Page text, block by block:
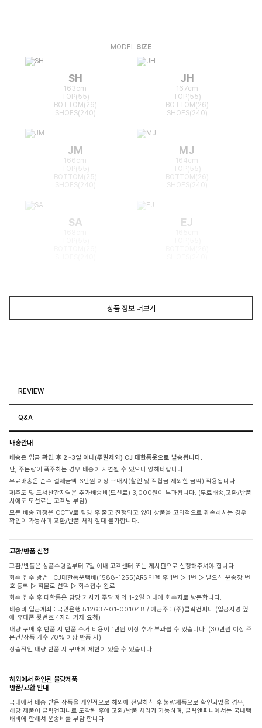
MODEL SIZE
SH
163cm
TOP(55)
BOTTOM(26)
SHOES(240)
JH
167cm
TOP(55)
BOTTOM(26)
SHOES(240)
JM
166cm
TOP(55)
BOTTOM(25)
MJ
164cm
TOP(55)
BOTTOM(26)
SA EJ
상품 정보 더보기
REVIEW
Q&A
배송안내
배송은 입금 확인 후 2~3일 이내(주말제외) CJ 대한통운으로 발송됩니다.
단, 주문량이 폭주하는 경우 배송이 지연될 수 있으니 양해바랍니다.
무료배송은 순수 결제금액 6만원 이상 구매시(할인 및 적립금 제외한 금액) 적용됩니다.
제주도 및 도서산간지역은 추가배송비(도선료) 3,000원이 부과됩니다. (무료배송,교환/반품
시에도 도선료는 고객님 부담)
모든 배송 과정은 CCTV로 촬영 후 출고 진행되고 있어 상품을 고의적으로 훼손하시는 경우
확인이 가능하며 교환/반품 처리 절대 불가합니다.
교환/반품 신청
교환/반품은 상품수령일부터 7일 이내 고객센터 또는 게시판으로 신청해주셔야 합니다.
회수 접수 방법 : CJ대한통운택배(1588-1255)ARS 연결 후 1번 ▷ 1번 ▷ 받으신 운송장 번
호 등록 ▷ 착불로 선택 ▷ 회수접수 완료
회수 접수 후 대한통운 담당 기사가 주말 제외 1-2일 이내에 회수지로 방문합니다.
배송비 입금계좌 : 국민은행 512637-01-001048 / 예금주 : (주)클릭앤퍼니 (입금자명 옆
에 휴대폰 뒷번호 4자리 기재 요청)
대량 구매 후 반품 시 반품 수거 비용이 1만원 이상 추가 부과될 수 있습니다. (30만원 이상 주
문건/상품 개수 70% 이상 반품 시)
상습적인 대량 반품 시 구매에 제한이 있을 수 있습니다.
해외에서 확인된 불량제품
반품/교환 안내
국내에서 배송 받은 상품을 개인적으로 해외에 전달하신 후 불량제품으로 확인되었을 경우,
해당 제품이 클릭앤퍼니로 도착된 후에 교환/반품 처리가 가능하며, 클릭앤퍼니에서는 국내택
배비에 한해서 운송비를 부담 합니다